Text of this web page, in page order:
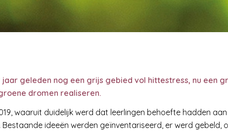
geleden nog een grijs gebied vol hittestress, nu een
dromen realiseren.
waaruit duidelijk werd dat leerlingen behoefte hadden
ideeën werden geïnventariseerd, er werd